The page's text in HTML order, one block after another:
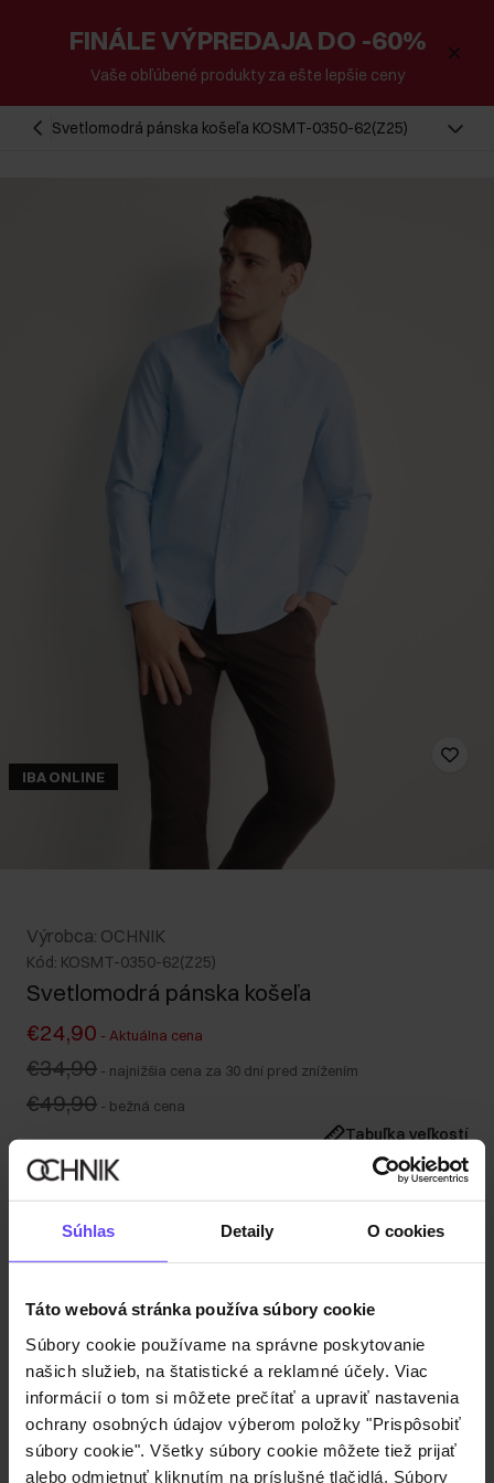
Súhlas Detaily O cookies
Táto webová stránka používa súbory cookie
Súbory cookie používame na správne poskytovanie
našich služieb, na štatistické a reklamné účely. Viac
informácií o tom si môžete prečítať a upraviť nastavenia
ochrany osobných údajov výberom položky "Prispôsobiť
súbory cookie". Všetky súbory cookie môžete tiež prijať
alebo odmietnuť kliknutím na príslušné tlačidlá. Súbory
FINÁLE VÝPREDAJA DO -60%
Vaše obľúbené produkty za ešte lepšie ceny
Svetlomodrá pánska košeľa KOSMT-0350-62(Z25)
IBA ONLINE
Výrobca: OCHNIK
Kód: KOSMT-0350-62(Z25)
Svetlomodrá pánska košeľa
€24,90 - Aktuálna cena
€34,90 - najnižšia cena za 30 dní pred znížením
€49,90 - bežná cena
Tabuľka veľkostí
Vyberte veľkosť
Odoslanie do 1 pracovného dňa
Detaily
Zloženie